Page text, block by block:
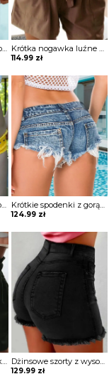
Sportowe spodenki culotte design ze sznurkiem szorty Meaghan Krótka nogawka luźne ściągacz kieszenie jednolite wiązanie casual lato marszczenie boho szorty spodenki spodnie Assiya
114.99 zł
Szorty dżinsowe z wysokim stanem i guzikami Hallie Krótkie spodenki z gorącego denimu frędzlami spodnie Rhetta
124.99 zł
Solidne szorty z falbanką Cosette Dżinsowe szorty z wysokim stanem i frędzlami Barb
129.99 zł